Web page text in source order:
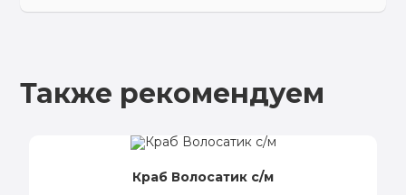
Также рекомендуем
Краб Волосатик с/м